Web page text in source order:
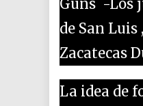
Guns -Los
de San
Zacatecas
La idea de